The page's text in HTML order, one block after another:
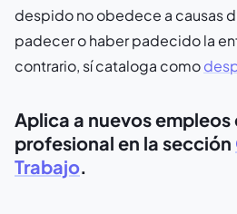
despido no obedece a causas
padecer o haber padecido la
contrario, sí cataloga como
Aplica a nuevos empleos
profesional en la sección
Trabajo.